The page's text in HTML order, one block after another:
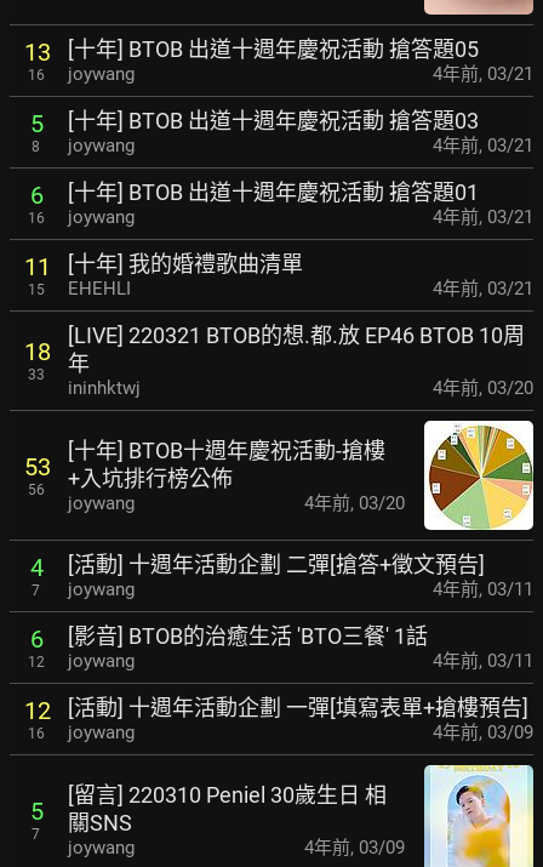
13
16
[十年] BTOB 出道十週年慶祝活動 搶答題05
joywang 4年前, 03/21
5
8
[十年] BTOB 出道十週年慶祝活動 搶答題03
joywang 4年前, 03/21
6
16
[十年] BTOB 出道十週年慶祝活動 搶答題01
joywang 4年前, 03/21
11
15
[十年] 我的婚禮歌曲清單
EHEHLI 4年前, 03/21
18
33
[LIVE] 220321 BTOB的想.都.放 EP46 BTOB 10周
年
ininhktwj 4年前, 03/20
53
56
[十年] BTOB十週年慶祝活動-搶樓
+入坑排行榜公佈
joywang 4年前, 03/20
4
7
[活動] 十週年活動企劃 二彈[搶答+徵文預告]
joywang 4年前, 03/11
6
12
[影音] BTOB的治癒生活 'BTO三餐' 1話
joywang 4年前, 03/11
12
16
[活動] 十週年活動企劃 一彈[填寫表單+搶樓預告]
joywang 4年前, 03/09
5
7
[留言] 220310 Peniel 30歲生日 相
關SNS
joywang 4年前, 03/09